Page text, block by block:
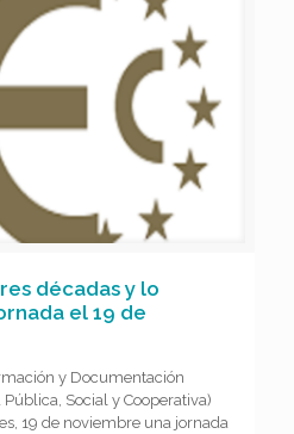
décadas y lo
el 19 de
y Documentación
Social y Cooperativa)
19 de noviembre una jornada